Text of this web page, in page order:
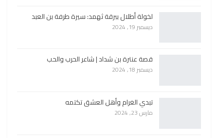
لخولة أطلال ببرقة ثهمد: سيرة طرفة بن العبد
ديسمبر 19, 2024
قصة عنترة بن شداد | شاعر الحرب والحب
ديسمبر 18, 2024
تبدي الغرام وأهل العشق تكتمه
مارس 23, 2024